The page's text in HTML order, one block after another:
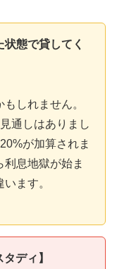
状態で貸してく
しれません。
通しはありまし
が加算されま
息地獄が始ま
ます。
ディ】